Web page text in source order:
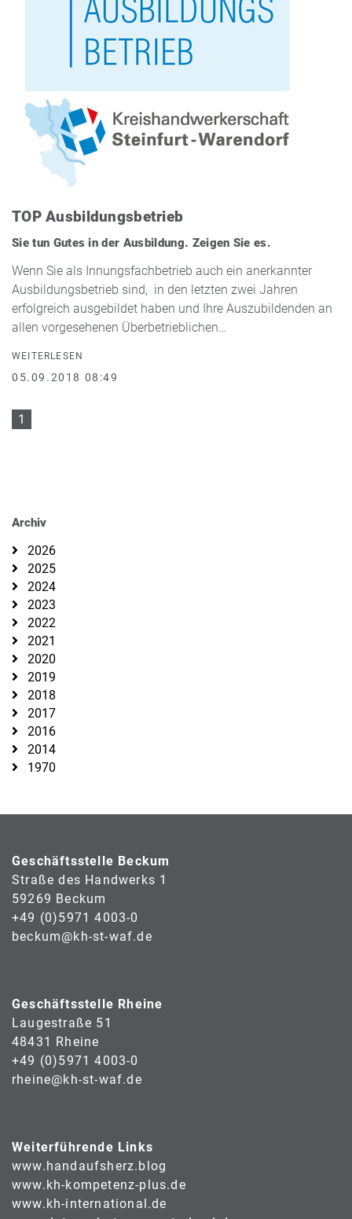
TOP Ausbildungsbetrieb
Sie tun Gutes in der Ausbildung. Zeigen Sie es.
Wenn Sie als Innungsfachbetrieb auch ein anerkannter
Ausbildungsbetrieb sind, in den letzten zwei Jahren
erfolgreich ausgebildet haben und Ihre Auszubildenden an
allen vorgesehenen Überbetrieblichen…
WEITERLESEN
05.09.2018 08:49
1
Archiv
2026
2025
2024
2023
2022
2021
2020
2019
2018
2017
2016
2014
1970
Geschäftsstelle Beckum
Straße des Handwerks 1
59269 Beckum
+49 (0)5971 4003-0
beckum@kh-st-waf.de
Geschäftsstelle Rheine
Laugestraße 51
48431 Rheine
+49 (0)5971 4003-0
rheine@kh-st-waf.de
Weiterführende Links
www.handaufsherz.blog
www.kh-kompetenz-plus.de
www.kh-international.de